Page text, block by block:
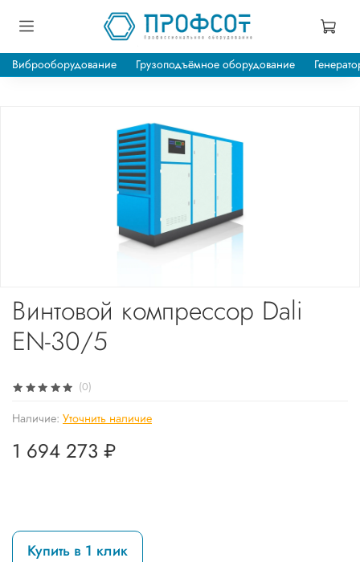
Виброоборудование Грузоподъёмное оборудование
(0)
Наличие: Уточнить наличие
Винтовой компрессор Dali
EN-30/5
1 694 273 ₽
Купить в 1 клик